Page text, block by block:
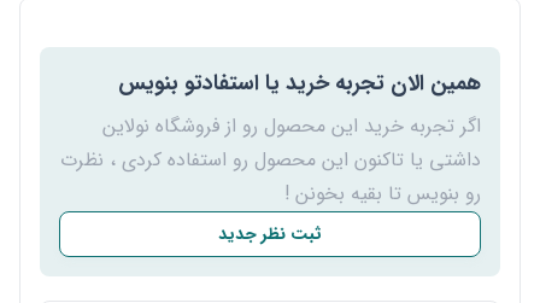
همین الان تجربه خرید یا استفادتو بنویس
اگر تجربه خرید این محصول رو از فروشگاه نولاین
داشتی یا تاکنون این محصول رو استفاده کردی ، نظرت
رو بنویس تا بقیه بخونن !
ثبت نظر جدید